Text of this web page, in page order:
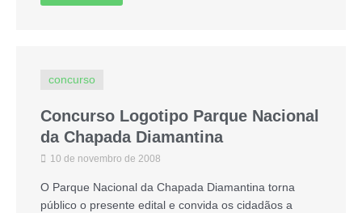
concurso
Concurso Logotipo Parque Nacional
da Chapada Diamantina
10 de novembro de 2008
O Parque Nacional da Chapada Diamantina torna
público o presente edital e convida os cidadãos a